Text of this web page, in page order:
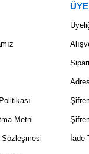
Metni
Sözleşmesi İade